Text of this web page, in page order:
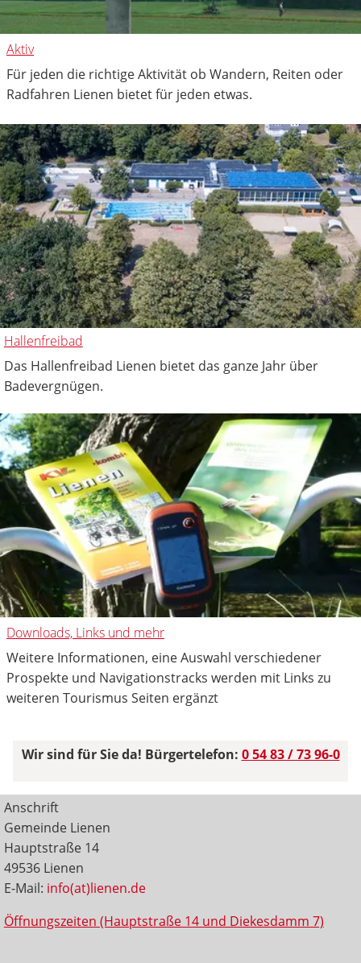
Aktiv
Für jeden die richtige Aktivität ob Wandern, Reiten oder
Radfahren Lienen bietet für jeden etwas.
Hallenfreibad
Das Hallenfreibad Lienen bietet das ganze Jahr über
Badevergnügen.
Downloads, Links und mehr
Weitere Informationen, eine Auswahl verschiedener
Prospekte und Navigationstracks werden mit Links zu
weiteren Tourismus Seiten ergänzt
Wir sind für Sie da! Bürgertelefon: 0 54 83 / 73 96-0
Anschrift
Gemeinde Lienen
Hauptstraße 14
49536 Lienen
E-Mail: info(at)lienen.de
Öffnungszeiten (Hauptstraße 14 und Diekesdamm 7)